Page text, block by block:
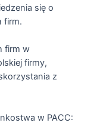
się o
firm.
firm w
firmy,
z
w PACC: